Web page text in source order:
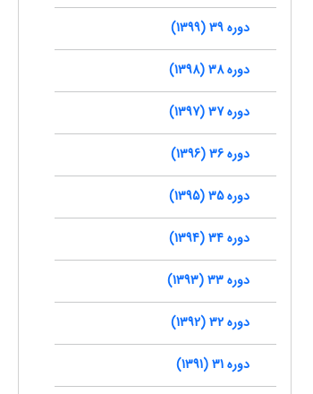
دوره 39 (1399)
دوره 38 (1398)
دوره 37 (1397)
دوره 36 (1396)
دوره 35 (1395)
دوره 34 (1394)
دوره 33 (1393)
دوره 32 (1392)
دوره 31 (1391)